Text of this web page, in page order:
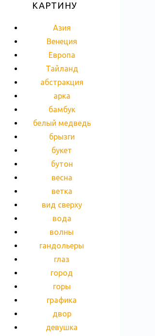
КАРТИНУ
Азия
Венеция
Европа
Тайланд
абстракция
арка
бамбук
белый медведь
брызги
букет
бутон
весна
ветка
вид сверху
вода
волны
гандольеры
глаз
город
горы
графика
двор
девушка